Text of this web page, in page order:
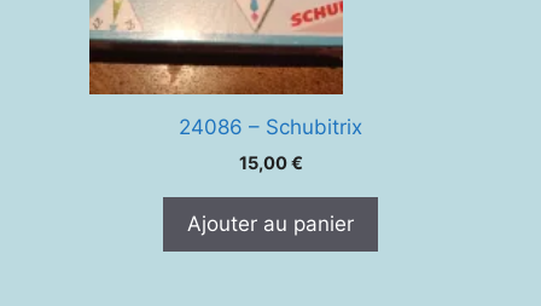
24086 – Schubitrix
15,00€
Ajouter au panier